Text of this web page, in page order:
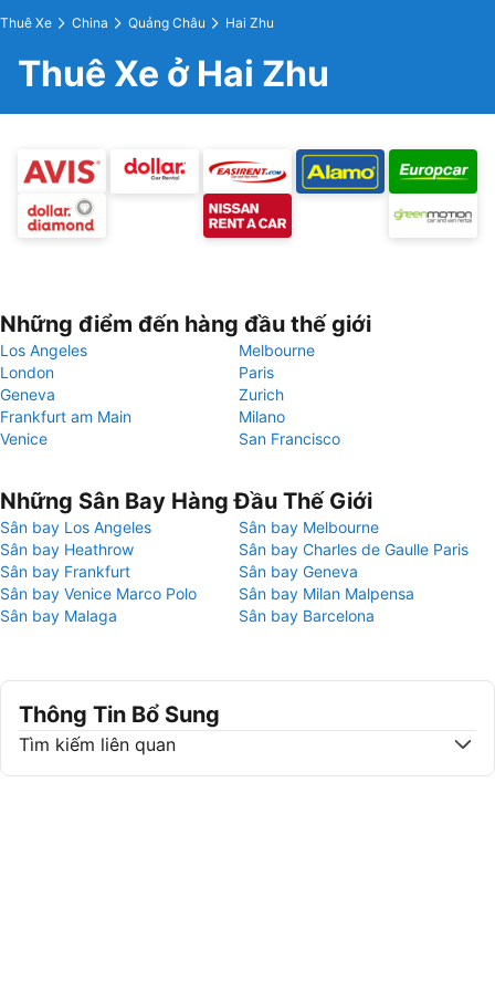
Thuê Xe China Quảng Châu Hai Zhu
Thuê Xe ở Hai Zhu
Những điểm đến hàng đầu thế giới
Los Angeles
Melbourne
London
Paris
Geneva
Zurich
Frankfurt am Main
Milano
Venice
San Francisco
Những Sân Bay Hàng Đầu Thế Giới
Sân bay Los Angeles
Sân bay Melbourne
Sân bay Heathrow
Sân bay Charles de Gaulle Paris
Sân bay Frankfurt
Sân bay Geneva
Sân bay Venice Marco Polo
Sân bay Milan Malpensa
Sân bay Malaga
Sân bay Barcelona
Thông Tin Bổ Sung
Tìm kiếm liên quan